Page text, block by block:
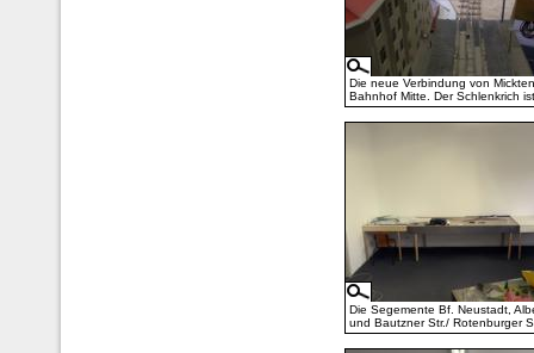
Die neue Verbindung von
Bahnhof Mitte. Der Schlenkrich
Die Segemente Bf. Neustadt,
und Bautzner Str./ Rotenburger